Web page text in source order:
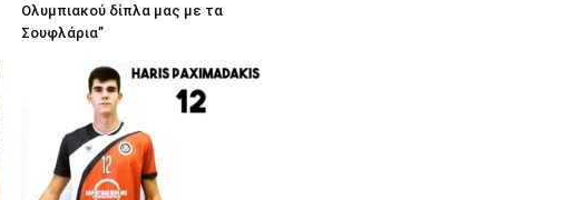
Ολυμπιακού δίπλα μας με τα
Σουφλάρια”